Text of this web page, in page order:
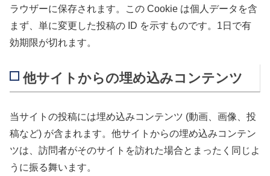
ラウザーに保存されます。この Cookie は個人データを含
まず、単に変更した投稿の ID を示すものです。1日で有
効期限が切れます。
他サイトからの埋め込みコンテンツ
当サイトの投稿には埋め込みコンテンツ (動画、画像、投
稿など) が含まれます。他サイトからの埋め込みコンテン
ツは、訪問者がそのサイトを訪れた場合とまったく同じよ
うに振る舞います。